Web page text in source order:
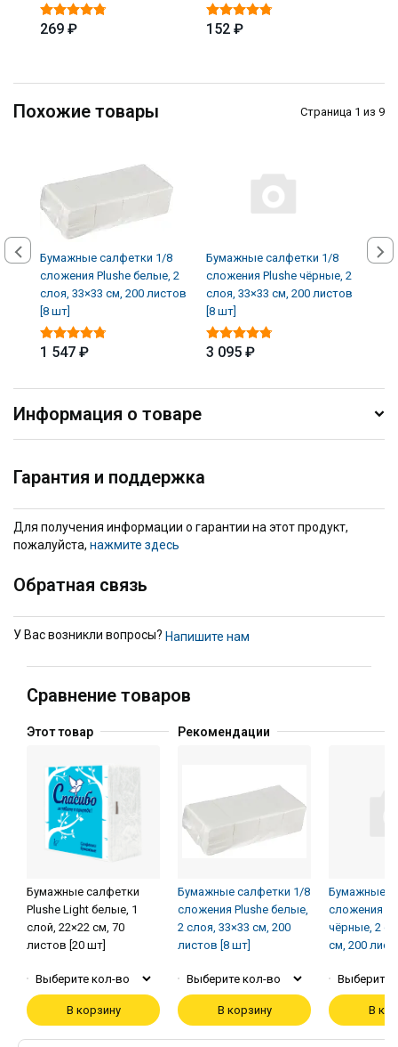
269 ₽ 152 ₽
Похожие товары Страница 1 из 9
Бумажные салфетки 1/8
сложения Plushe белые, 2
слоя, 33×33 см, 200 листов
[8 шт]
1 547 ₽
Бумажные салфетки 1/8
сложения Plushe чёрные, 2
слоя, 33×33 см, 200 листов
[8 шт]
3 095 ₽
Информация о товаре
Гарантия и поддержка
Для получения информации о гарантии на этот продукт,
пожалуйста, нажмите здесь
Обратная связь
У Вас возникли вопросы? Напишите нам
Сравнение товаров
Этот товар Рекомендации
Бумажные салфетки
Plushe Light белые, 1
слой, 22×22 см, 70
листов [20 шт]
Выберите кол-во
В корзину
Бумажные салфетки 1/8
сложения Plushe белые,
2 слоя, 33×33 см, 200
листов [8 шт]
Выберите кол-во
В корзину
Бумажные
сложения
чёрные, 2
см, 200
Выберите
В